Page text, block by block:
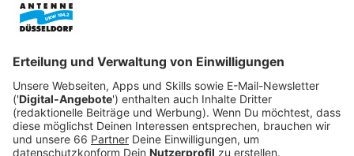
Anzeige
Bei derRheinbahnist ab sofort die erste Stadtbahn
mit der neuen roten Front-Lackierung auf der Schiene.
Sie wird in Zukunft auf verschiedenen Linien
unterwegs sein. Die auffällige Lackierung soll die